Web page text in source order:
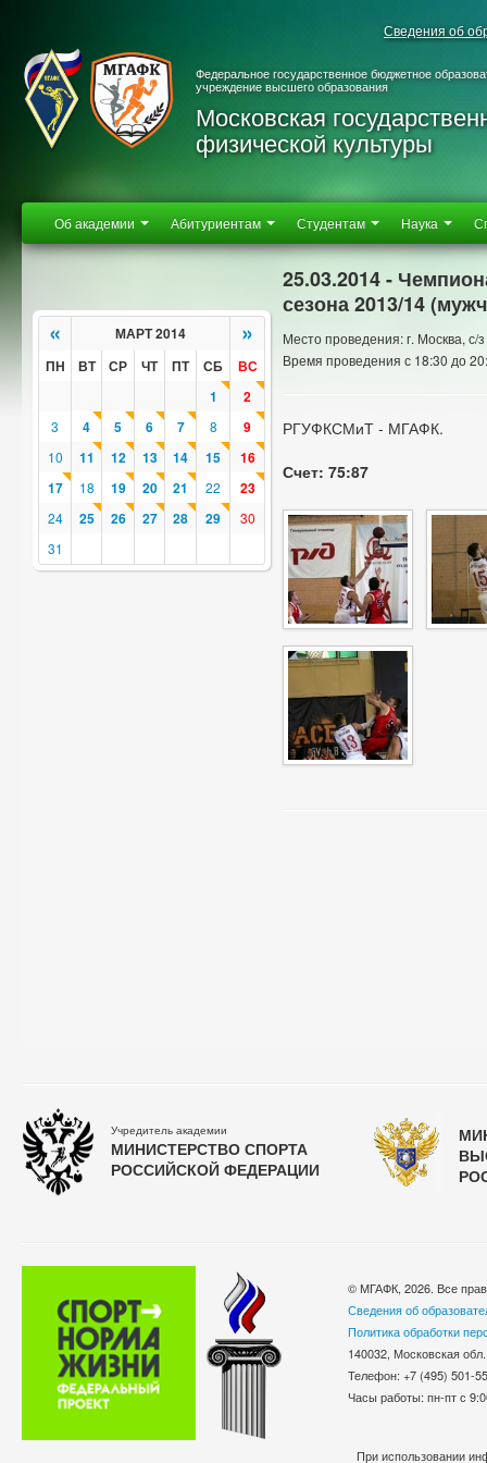
Сведения об
Федеральное государственное бюджетное
учреждение высшего образования
Московская
физической культуры
Об академии Абитуриентам Студентам Наука
« МАРТ 2014 »
ПН ВТ СР ЧТ ПТ СБ
ВС
1
2
3 4 5 6 7 8 9
10 11 12 13 14 15
16
17
18 19 20 21 22 23
24 25 26 27 28 29
30
31
25.03.2014 -
сезона 2013/14
Место проведения: г. Москва,
Время проведения с 18:30 до
РГУФКСМиТ - МГАФК.
Счет: 75:87
Учредитель академии
МИНИСТЕРСТВО СПОРТА
РОССИЙСКОЙ ФЕДЕРАЦИИ
© МГАФК, 2026. Все
Сведения об
Политика обработки
140032, Московская
Телефон: +7 (495)
Часы работы: пн-пт с
При использовании